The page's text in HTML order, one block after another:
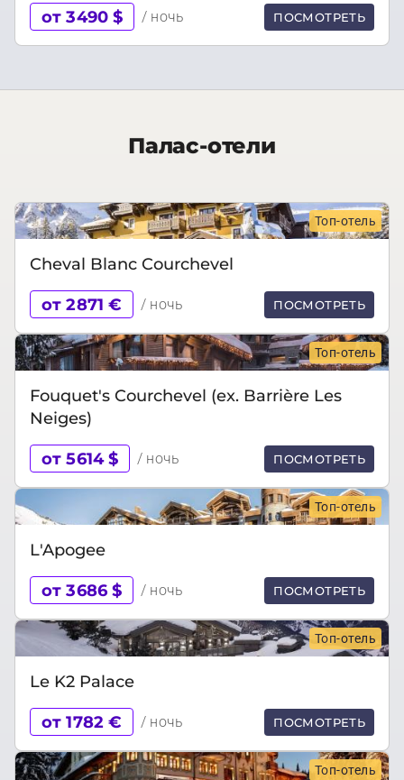
от 3490 $ / ночь ПОСМОТРЕТЬ
Палас-отели
Топ-отель
Cheval Blanc Courchevel
от 2871 € / ночь ПОСМОТРЕТЬ
Топ-отель
Fouquet's Courchevel (ex. Barrière Les
Neiges)
от 5614 $ / ночь ПОСМОТРЕТЬ
Топ-отель
L'Apogee
от 3686 $ / ночь ПОСМОТРЕТЬ
Топ-отель
Le K2 Palace
от 1782 € / ночь ПОСМОТРЕТЬ
Топ-отель